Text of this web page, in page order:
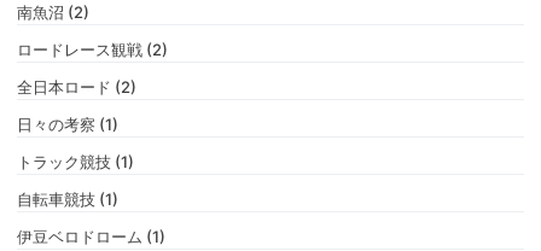
南魚沼 (2)
ロードレース観戦 (2)
全日本ロード (2)
日々の考察 (1)
トラック競技 (1)
自転車競技 (1)
伊豆ベロドローム (1)